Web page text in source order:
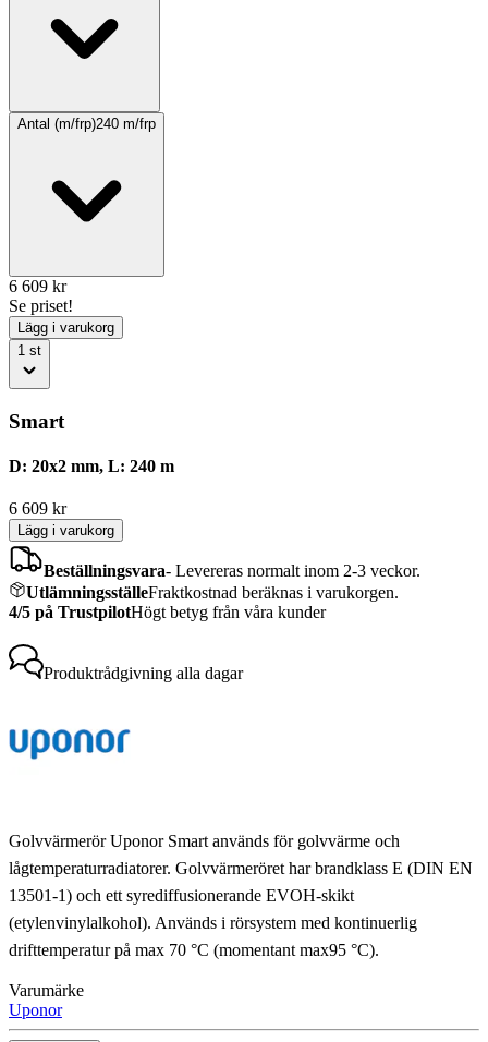
Antal (m/frp)240 m/frp
6 609 kr
Se priset!
Lägg i varukorg
1 st
Smart
D: 20x2 mm, L: 240 m
6 609 kr
Lägg i varukorg
Beställningsvara- Levereras normalt inom 2-3 veckor.
UtlämningsställeFraktkostnad beräknas i varukorgen.
4/5 på TrustpilotHögt betyg från våra kunder
Produktrådgivning alla dagar
Golvvärmerör Uponor Smart används för golvvärme och
lågtemperaturradiatorer. Golvvärmeröret har brandklass E (DIN EN
13501-1) och ett syrediffusionerande EVOH-skikt
(etylenvinylalkohol). Används i rörsystem med kontinuerlig
drifttemperatur på max 70 °C (momentant max95 °C).
Varumärke
Uponor